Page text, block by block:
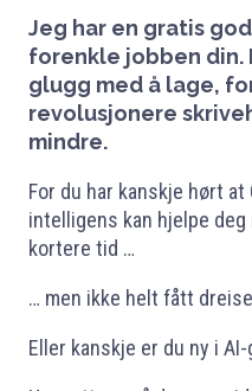
Jeg har en gratis
forenkle jobben din.
glugg med å lage,
revolusjonere
mindre.
For du har kanskje hørt at
intelligens kan hjelpe deg
kortere tid …
… men ikke helt fått
Eller kanskje er du ny i AI-